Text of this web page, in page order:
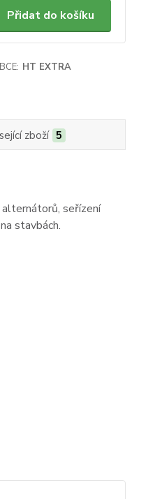
Přidat do košíku
HT EXTRA
zboží 5
alternátorů, seřízení
stavbách.